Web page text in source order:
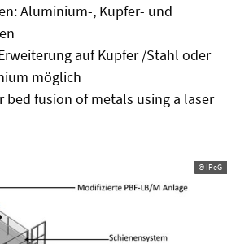
Aluminium-, Kupfer- und
auf Kupfer /Stahl oder
möglich
bed fusion of metals using a laser
© IPeG